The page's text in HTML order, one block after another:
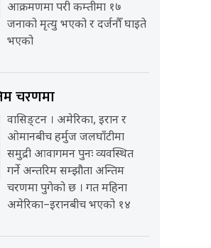
आक्रमणमा परी कम्तीमा १७
जनाको मृत्यु भएको र दर्जनौँ घाइते
भएको
चरणमा
वासिङ्टन । अमेरिका, इरान र
ओमानबीच हर्मुज जलघाँटीमा
समुद्री आवागमन पुनः व्यवस्थित
गर्ने अन्तरिम सम्झौता अन्तिम
चरणमा पुगेको छ । गत महिना
अमेरिका–इरानबीच भएको १४